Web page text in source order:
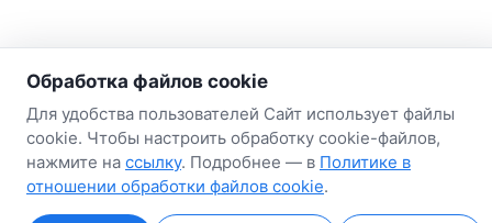
Обработка файлов cookie
Для удобства пользователей Сайт использует файлы
cookie. Чтобы настроить обработку cookie-файлов,
нажмите на ссылку. Подробнее — в Политике в
отношении обработки файлов cookie.